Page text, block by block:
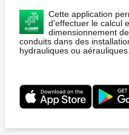
Cette application
d'effectuer le calcul
dimensionnement
conduits dans des
hydrauliques ou aérauliques.